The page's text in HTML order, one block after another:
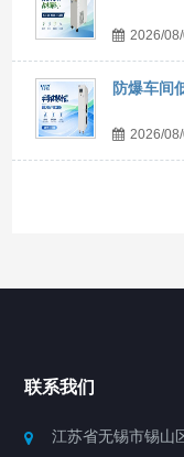
2026/
防爆车间
2026/
联系我们
江苏省无锡市锡山